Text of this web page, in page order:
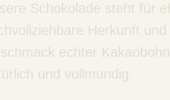
Schokolade steht für
Herkunft
echter
und vollmundig.